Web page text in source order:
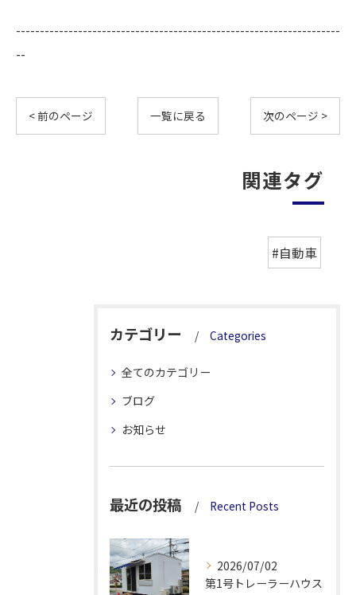
--------------------------------------------------------------------
--
< 前のページ 一覧に戻る 次のページ >
関連タグ
#自動車
カテゴリー Categories
全てのカテゴリー
ブログ
お知らせ
最近の投稿 Recent Posts
2026/07/02
第1号トレーラーハウス